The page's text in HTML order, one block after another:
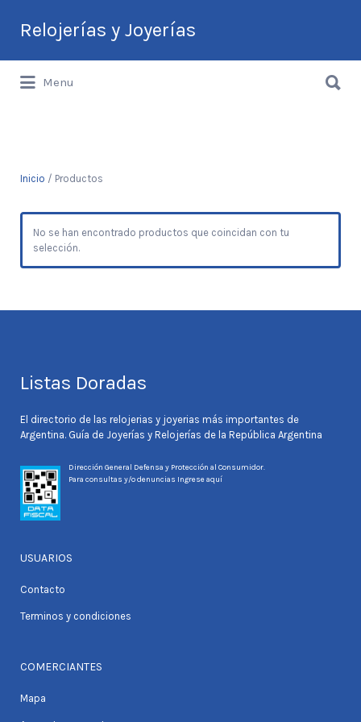
Relojerías y Joyerías
Guía de Relojerías y Joyerías en
por:
Menu
por:
Inicio / Productos
No se han encontrado productos que coincidan con tu
selección.
Listas Doradas
El directorio de las relojerias y joyerias más importantes de
Argentina. Guía de Joyerías y Relojerías de la República Argentina
Dirección General Defensa y Protección al Consumidor.
Para consultas y/o denuncias Ingrese aquí
USUARIOS
Contacto
Terminos y condiciones
COMERCIANTES
Mapa